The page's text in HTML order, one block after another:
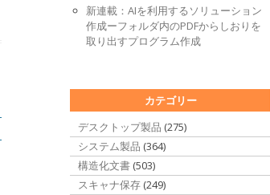
新連載：AIを利用するソリューション
作成ーフォルダ内のPDFからしおりを
取り出すプログラム作成
カテゴリー
デスクトップ製品 (275)
システム製品 (364)
構造化文書 (503)
スキャナ保存 (249)